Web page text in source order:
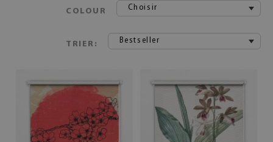
COLOUR Choisir
TRIER: Bestseller